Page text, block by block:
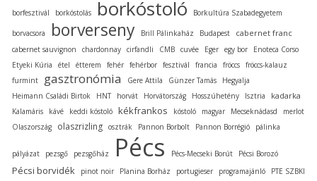
borfesztivál borkóstolás borkóstoló Borkultúra Szabadegyetem
borvacsora borverseny Brill Pálinkaház Budapest cabernet franc
cabernet sauvignon chardonnay cirfandli CMB cuvée Eger egy bor
Enoteca Corso
Etyeki Kúria
étel étterem fehér fehérbor fesztivál francia fröccs fröccs-kalauz
furmint
gasztronómia Gere Attila Günzer Tamás
Hegyalja
Heimann Családi Birtok
HNT horvát Horvátország Hosszúhetény Isztria kadarka
Kalamáris kávé keddi kóstoló kékfrankos kóstoló magyar Mecseknádasd
merlot
Olaszország
olaszrizling osztrák Pannon Borbolt Pannon Borrégió pálinka
pályázat pezsgő pezsgőház Pécs Pécs-Mecseki Borút Pécsi Borozó
Pécsi borvidék pinot noir Planina Borház portugieser programajánló
PTE SZBKI